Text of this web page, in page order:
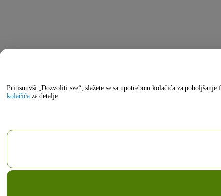
Pritisnuvši „Dozvoliti sve“, slažete se sa upotrebom kolačića za
kolačića za detalje.